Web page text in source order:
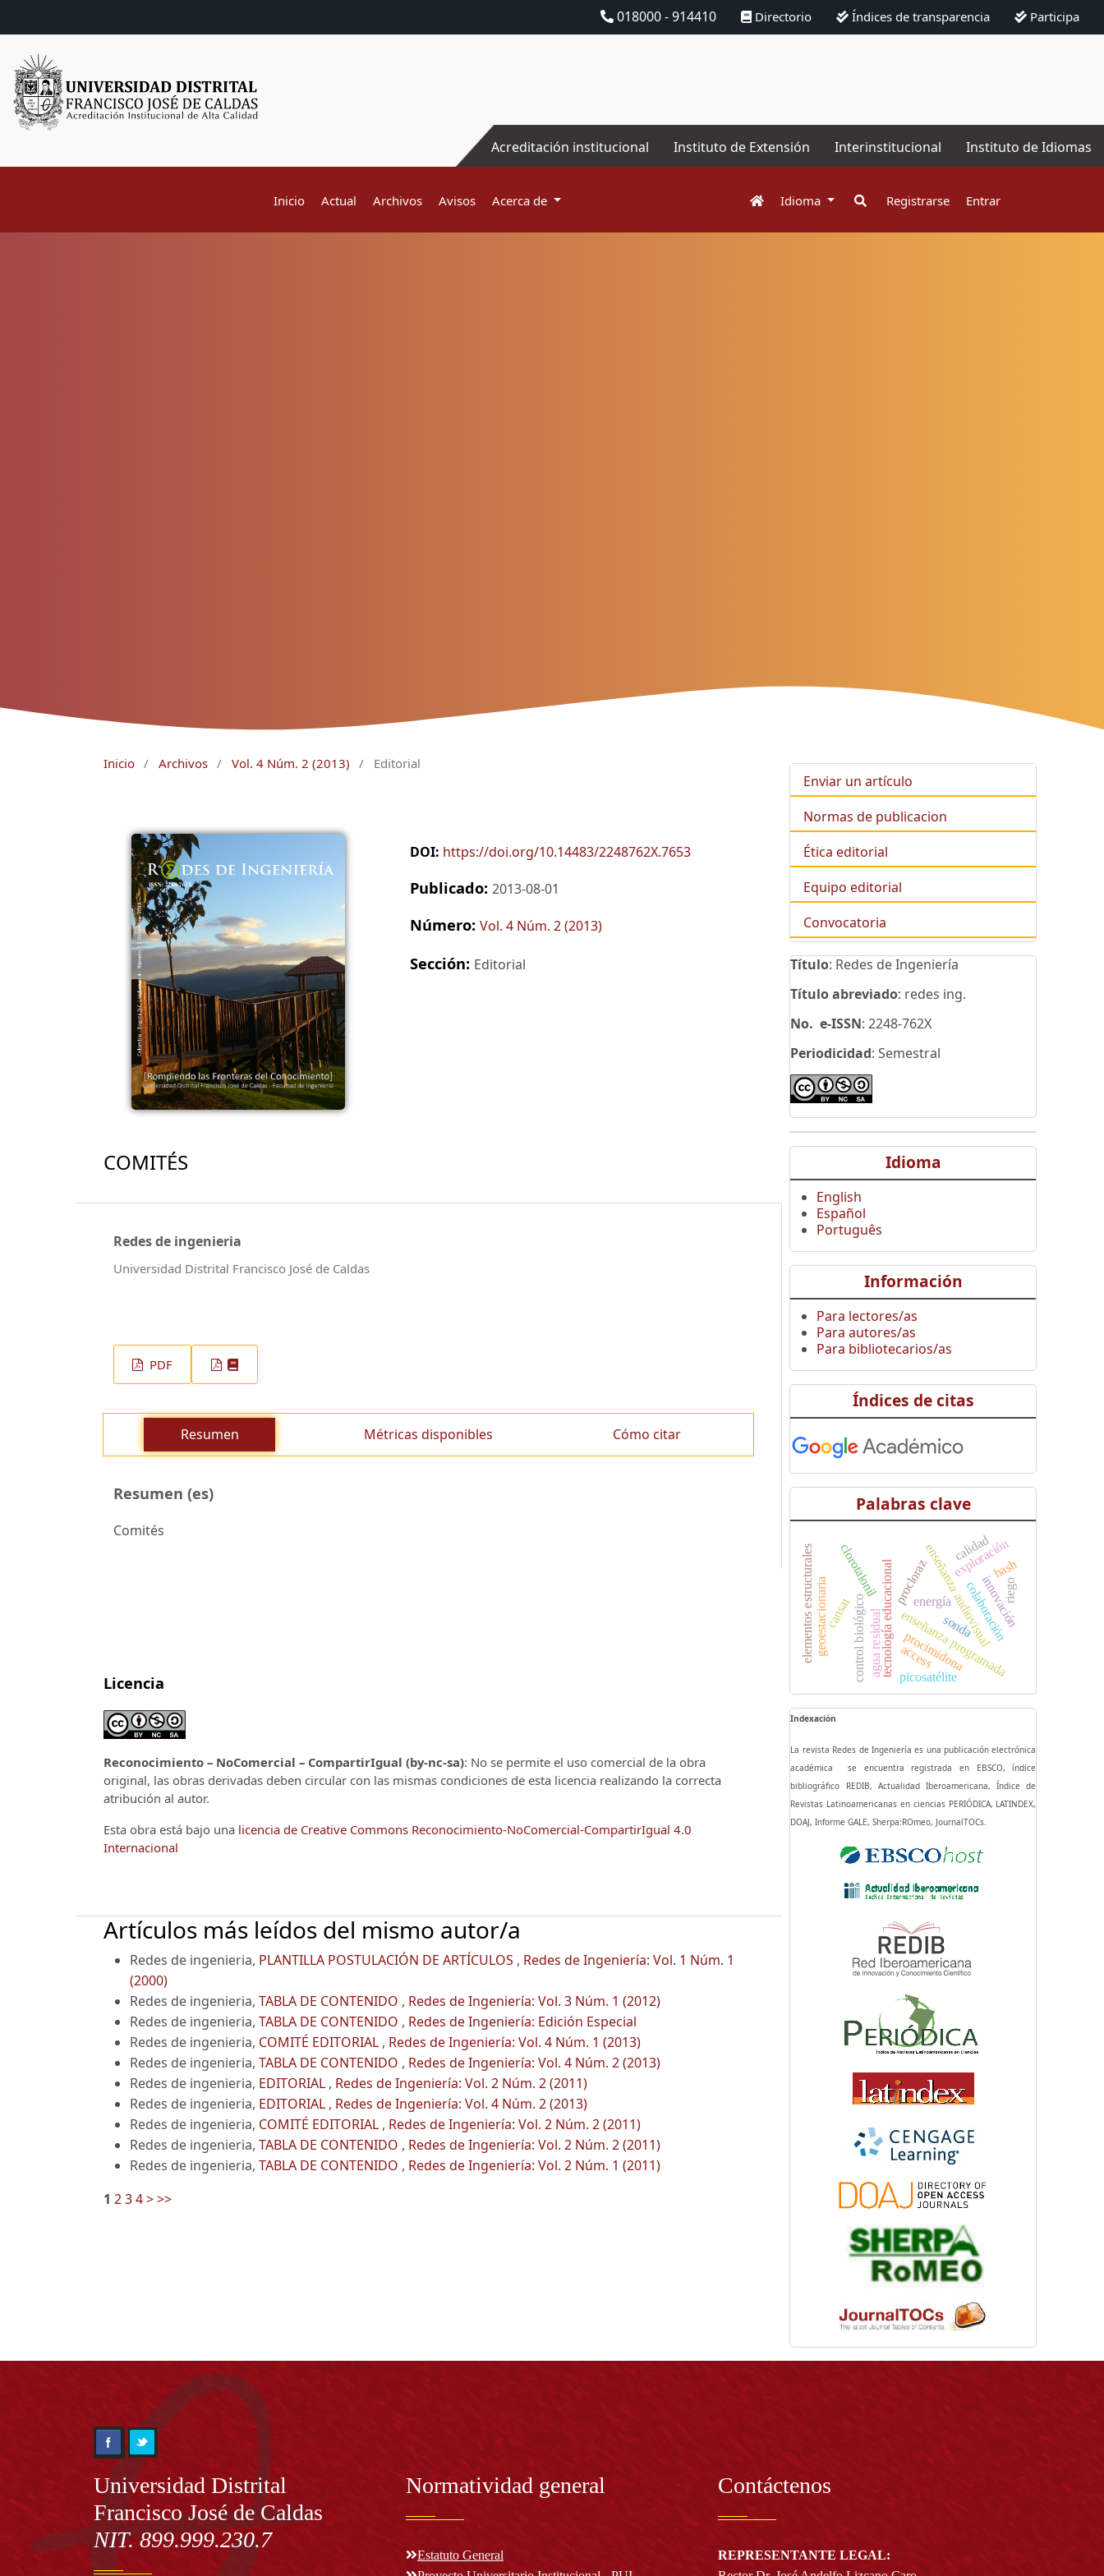
018000 - 914410 Directorio Índices de transparencia Participa
Acreditación institucional Instituto de Extensión Interinstitucional Instituto de Idiomas
Inicio Actual Archivos Avisos Acerca de Idioma Registrarse Entrar
Inicio / Archivos / Vol. 4 Núm. 2 (2013) / Editorial
DOI: https://doi.org/10.14483/2248762X.7653
Publicado: 2013-08-01
Número: Vol. 4 Núm. 2 (2013)
Sección: Editorial
COMITÉS
Redes de ingenieria
Universidad Distrital Francisco José de Caldas
PDF
Resumen Métricas disponibles Cómo citar
Resumen (es)
Comités
Licencia
Reconocimiento – NoComercial – CompartirIgual (by-nc-sa): No se permite el uso comercial de la obra
original, las obras derivadas deben circular con las mismas condiciones de esta licencia realizando la correcta
atribución al autor.
Esta obra está bajo una licencia de Creative Commons Reconocimiento-NoComercial-CompartirIgual 4.0
Internacional
Artículos más leídos del mismo autor/a
Redes de ingenieria, PLANTILLA POSTULACIÓN DE ARTÍCULOS , Redes de Ingeniería: Vol. 1 Núm. 1
(2000)
Redes de ingenieria, TABLA DE CONTENIDO , Redes de Ingeniería: Vol. 3 Núm. 1 (2012)
Redes de ingenieria, TABLA DE CONTENIDO , Redes de Ingeniería: Edición Especial
Redes de ingenieria, COMITÉ EDITORIAL , Redes de Ingeniería: Vol. 4 Núm. 1 (2013)
Redes de ingenieria, TABLA DE CONTENIDO , Redes de Ingeniería: Vol. 4 Núm. 2 (2013)
Redes de ingenieria, EDITORIAL , Redes de Ingeniería: Vol. 2 Núm. 2 (2011)
Redes de ingenieria, EDITORIAL , Redes de Ingeniería: Vol. 4 Núm. 2 (2013)
Redes de ingenieria, COMITÉ EDITORIAL , Redes de Ingeniería: Vol. 2 Núm. 2 (2011)
Redes de ingenieria, TABLA DE CONTENIDO , Redes de Ingeniería: Vol. 2 Núm. 2 (2011)
Redes de ingenieria, TABLA DE CONTENIDO , Redes de Ingeniería: Vol. 2 Núm. 1 (2011)
1 234>>>
Enviar un artículo
Normas de publicacion
Ética editorial
Equipo editorial
Convocatoria
Título: Redes de Ingeniería
Título abreviado: redes ing.
No. e-ISSN: 2248-762X
Periodicidad: Semestral
Idioma
English
Español
Português
Información
Para lectores/as
Para autores/as
Para bibliotecarios/as
Índices de citas
Palabras clave
enseñanza audiovisual
tecnología educacionalenseñanza programada
clorotalonil
control biológico procimidona
procloraz
cansat
exploración
geoestacionaria
picosatélite
sondacolaboración
innovación
energía
hash
elementos estructurales access
agua residual
calidad
riego
Indexación
La revista Redes de Ingeniería es una publicación electrónica
académica se encuentra registrada en EBSCO, índice
bibliográfico REDIB, Actualidad Iberoamericana, Índice de
Revistas Latinoamericanas en ciencias PERIÓDICA, LATINDEX,
DOAJ, Informe GALE, Sherpa:ROmeo, JournalTOCs.
Información
Universidad Distrital
Francisco José de Caldas
NIT. 899.999.230.7
Normatividad general
Estatuto General
Contáctenos
REPRESENTANTE LEGAL: